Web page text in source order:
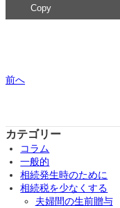
Copy
前へ
カテゴリー
コラム
一般的
相続発生時のために
相続税を少なくする
夫婦間の生前贈与